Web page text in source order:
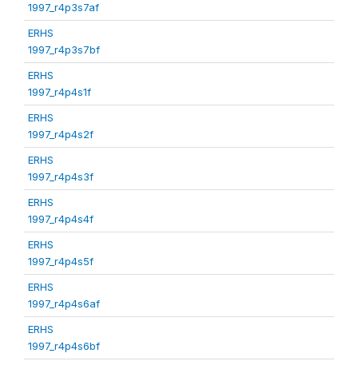
1997_r4p3s7af
ERHS
1997_r4p3s7bf
ERHS
1997_r4p4s1f
ERHS
1997_r4p4s2f
ERHS
1997_r4p4s3f
ERHS
1997_r4p4s4f
ERHS
1997_r4p4s5f
ERHS
1997_r4p4s6af
ERHS
1997_r4p4s6bf